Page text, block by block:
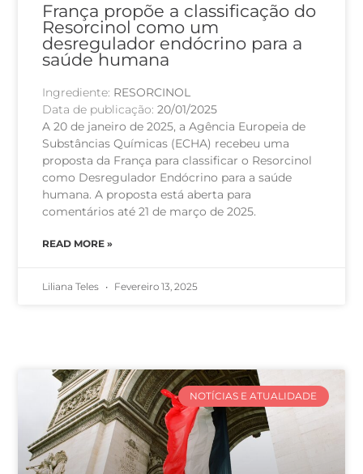
França propõe a classificação do
Resorcinol como um
desregulador endócrino para a
saúde humana
Ingrediente: RESORCINOL
Data de publicação:20/01/2025
A 20 de janeiro de 2025, a Agência Europeia de
Substâncias Químicas (ECHA) recebeu uma
proposta da França para classificar o Resorcinol
como Desregulador Endócrino para a saúde
humana. A proposta está aberta para
comentários até 21 de março de 2025.
READ MORE »
Liliana Teles Fevereiro 13, 2025
NOTÍCIAS E ATUALIDADE